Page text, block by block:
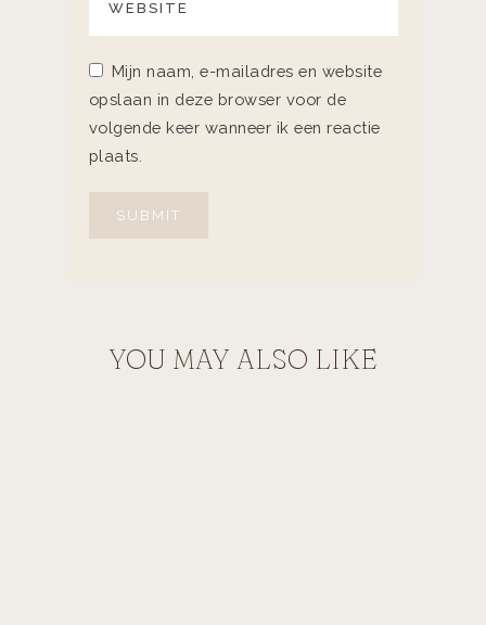
Mijn naam, e-mailadres en website
opslaan in deze browser voor de
volgende keer wanneer ik een reactie
plaats.
YOU MAY ALSO LIKE